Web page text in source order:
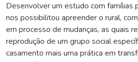
Desenvolver um estudo com famílias
nos possibilitou apreender o rural,
em processo de mudanças, as quais
reprodução de um grupo social
casamento mais uma prática em